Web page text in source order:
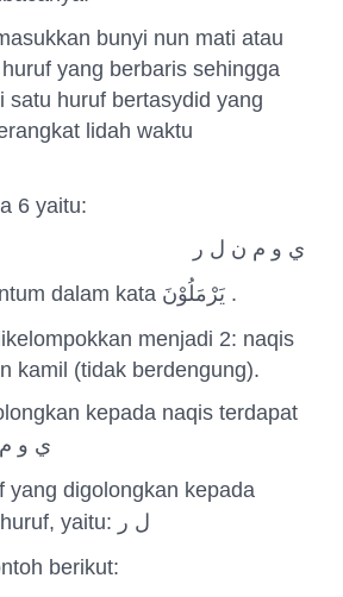
bunyi nun mati atau
yang berbaris sehingga
satu huruf bertasydid yang
lidah waktu
6 yaitu:
ي و م ن ل ر
dalam kata يَرْمَلُوْنَ .
menjadi 2: naqis
kamil (tidak berdengung).
kepada naqis terdapat
ي و
yang digolongkan kepada
yaitu: ل ر
berikut: